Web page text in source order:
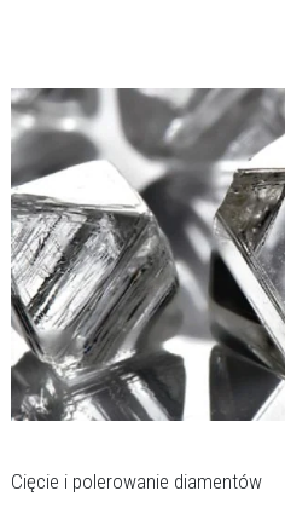
Cięcie i polerowanie diamentów